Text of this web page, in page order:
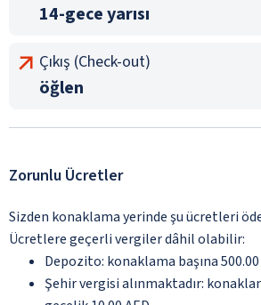
14-gece yarısı
Çıkış (Check-out)
öğlen
Zorunlu Ücretler
Sizden konaklama yerinde şu ücretleri
Ücretlere geçerli vergiler dâhil olabilir:
Depozito: konaklama başına 500.00
Şehir vergisi alınmaktadır: